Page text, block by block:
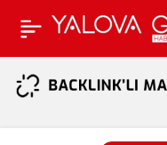
Mehmet Ali Erbil’den
Dikkat Çeken Nafaka ve